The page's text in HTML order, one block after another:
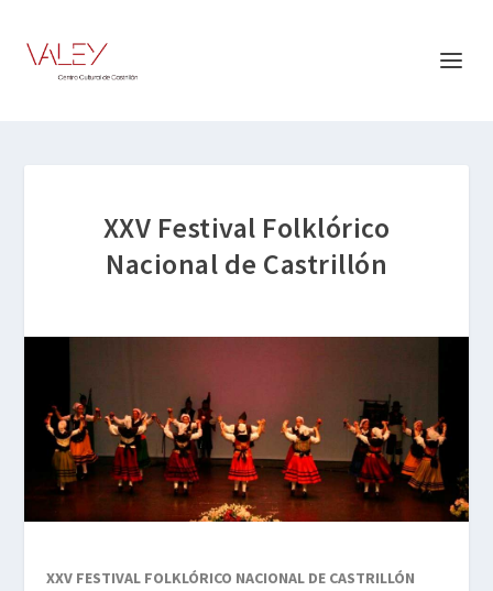
XXV Festival Folklórico
Nacional de Castrillón
XXV FESTIVAL FOLKLÓRICO NACIONAL DE CASTRILLÓN